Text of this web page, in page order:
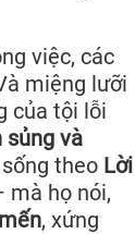
việc, các
miệng lưỡi
của tội lỗi
sủng và
theo Lời
mà họ nói,
, xứng